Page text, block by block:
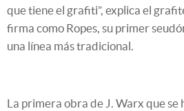
que tiene el grafiti”, explica el
firma como Ropes, su primer
una línea más tradicional.
La primera obra de J. Warx que se